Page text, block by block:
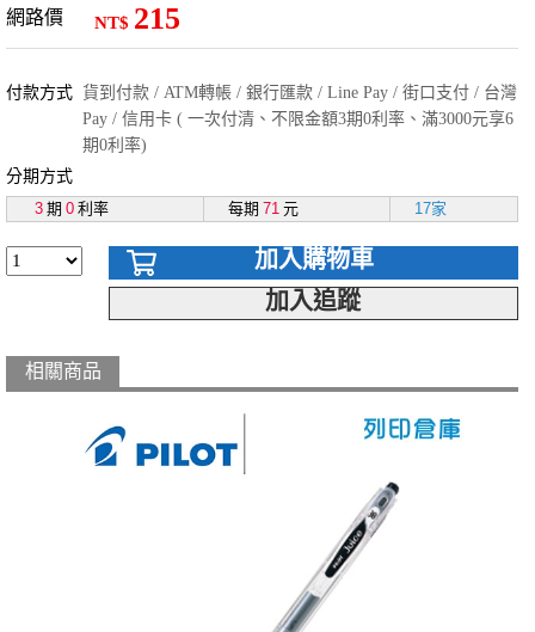
網路價 NT$ 215
付款方式 貨到付款 / ATM轉帳 / 銀行匯款 / Line Pay / 街口支付 / 台灣
Pay / 信用卡 ( 一次付清、不限金額3期0利率、滿3000元享6
期0利率)
分期方式
3 期 0 利率 每期 71 元 17家
加入購物車
加入追蹤
相關商品